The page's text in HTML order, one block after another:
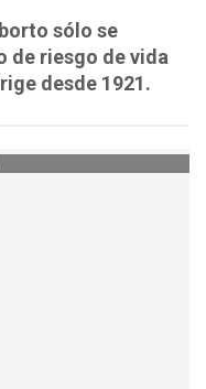
sólo se
de riesgo de vida
desde 1921.